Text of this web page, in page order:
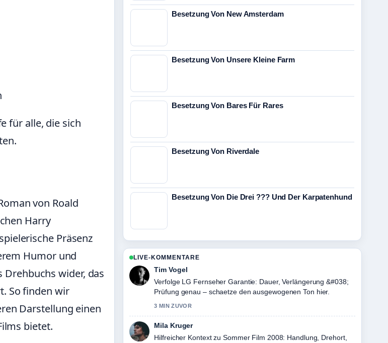
für alle, die sich
von Roald
Harry
Präsenz
Humor und
Drehbuchs wider, das
So finden wir
Darstellung einen
bietet.
Besetzung Von New Amsterdam
Besetzung Von Unsere Kleine Farm
Besetzung Von Bares Für Rares
Besetzung Von Riverdale
Besetzung Von Die Drei ??? Und Der Karpatenhund
LIVE-KOMMENTARE
Tim Vogel
Verfolge LG Fernseher Garantie: Dauer, Verlängerung &#038;
Prüfung genau – schaetze den ausgewogenen Ton hier.
3 MIN ZUVOR
Mila Kruger
Hilfreicher Kontext zu Sommer Film 2008: Handlung, Drehort,